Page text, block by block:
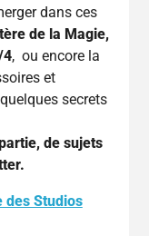
dans ces
de la Magie,
4, ou encore la
et
secrets
de sujets
des Studios